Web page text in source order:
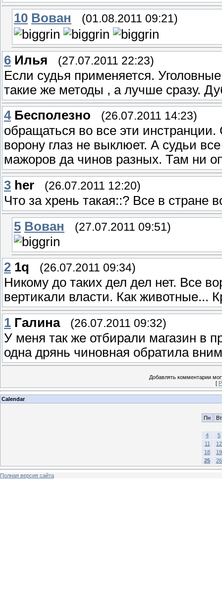
10 Вован (01.08.2011 09:21)
6 Илья (27.07.2011 22:23)
Если судья применяется.
такие же методы , а лучше сразу.
4 Бесполезно (26.07.2011 14:23)
обращаться во все эти инстранции.
ворону глаз не выклюет. А судьи
мажоров да чинов разных. Там ни
3 her (26.07.2011 12:20)
Что за хрень такая::? Все в стране
5 Вован (27.07.2011 09:51)
2 1q (26.07.2011 09:34)
Никому до таких дел дел нет. Все
вертикали власти. Как животные...
1 Галина (26.07.2011 09:32)
У меня так же отбирали магазин в
одна дрянь чиновная обратила
Добавлять комментарии
[
Calendar
Пн Вт
4
5
11
12
18
19
25
26
Полная версия сайта